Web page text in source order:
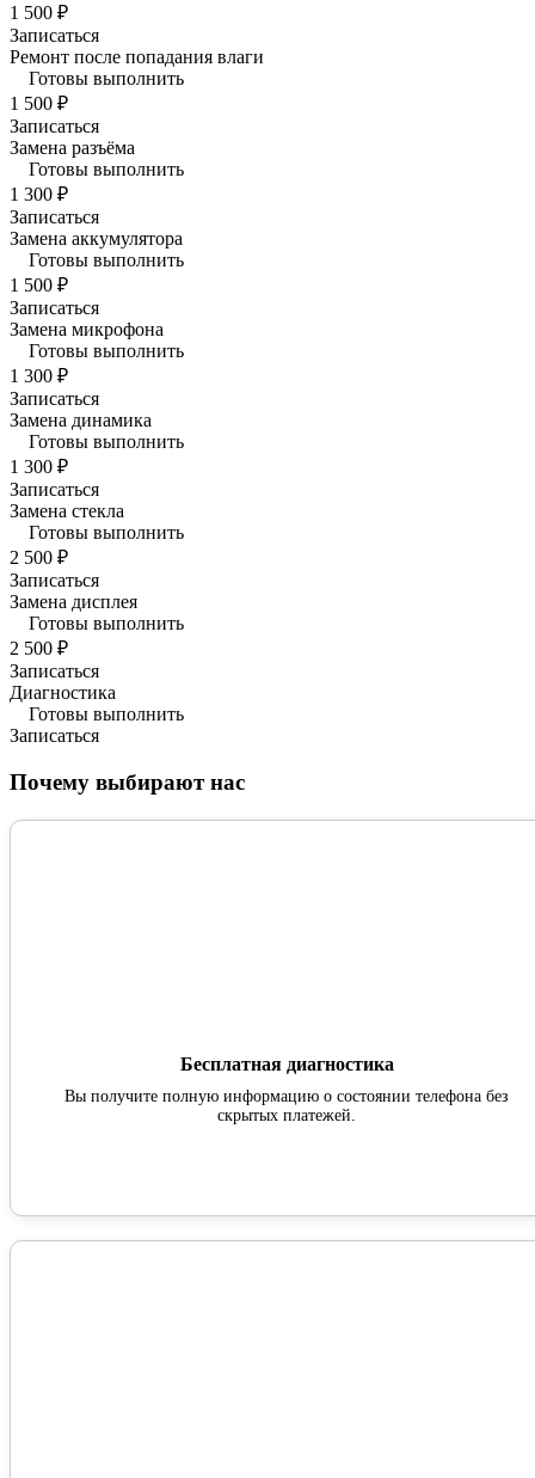
1 500 ₽
Записаться
Ремонт после попадания влаги
Готовы выполнить
1 500 ₽
Записаться
Замена разъёма
Готовы выполнить
1 300 ₽
Записаться
Замена аккумулятора
Готовы выполнить
1 500 ₽
Записаться
Замена микрофона
Готовы выполнить
1 300 ₽
Записаться
Замена динамика
Готовы выполнить
1 300 ₽
Записаться
Замена стекла
Готовы выполнить
2 500 ₽
Записаться
Замена дисплея
Готовы выполнить
2 500 ₽
Записаться
Диагностика
Готовы выполнить
Записаться
Почему выбирают нас
Бесплатная диагностика
Вы получите полную информацию о состоянии телефона без
скрытых платежей.